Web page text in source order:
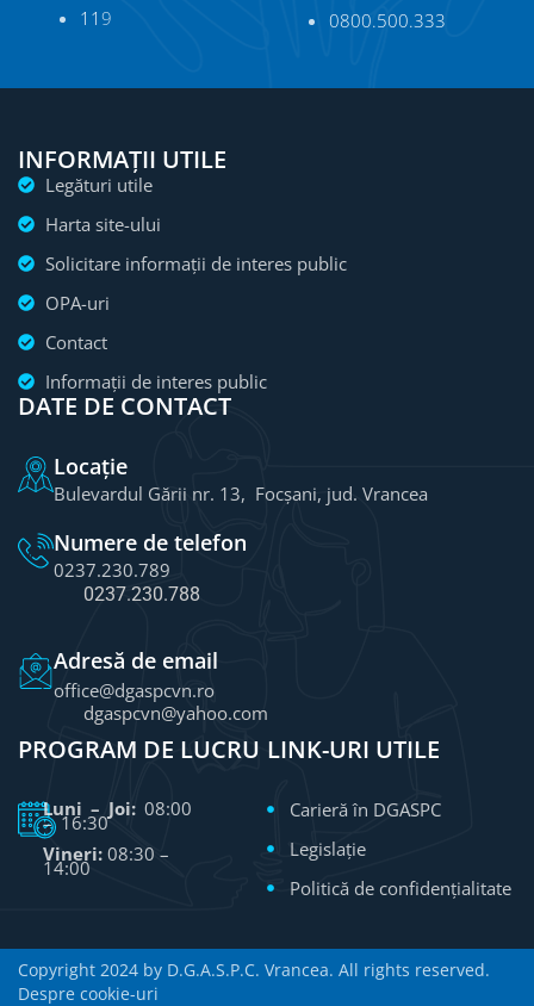
11 9 0800.500.333
INFORMAȚII UTILE
Legături utile
Harta site-ului
Solicitare informații de interes public
OPA-uri
Contact
Informații de interes public
DATE DE CONTACT
Locație
Bulevardul Gării nr. 13, Focșani, jud. Vrancea
Numere de telefon
0237.230.789
0237.230.788
Adresă de email
office@dgaspcvn.ro
dgaspcvn@yahoo.com
PROGRAM DE LUCRU
Luni – Joi: 08:00
– 16:30
Vineri: 08:30 –
14:00
LINK-URI UTILE
Carieră în DGASPC
Legislație
Politică de confidențialitate
Copyright 2024 by D.G.A.S.P.C. Vrancea. All rights reserved.
Despre cookie-uri